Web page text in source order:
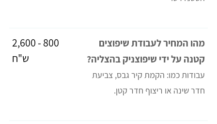
מהו המחיר לעבודת שיפוצים
קטנה על ידי שיפוצניק בהצליה?
עבודות כמו: הקמת קיר גבס, צביעת
חדר שינה או ריצוף חדר קטן.
800 - 2,600
ש"ח